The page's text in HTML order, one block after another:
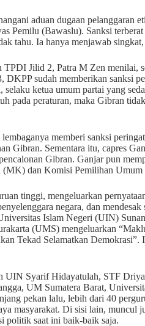
aduan dugaan pelanggaran
Pemilu (Bawaslu). Sanksi
tahu. Ia hanya menjawab
Jilid 2, Patra M Zen menilai,
sudah memberikan sanksi
ketua umum partai yang
pada peraturan, maka Gibran
memberi sanksi
Gibran. Sementara itu, capres
Gibran. Ganjar pun
dan Komisi Pemilihan
tinggi, mengeluarkan
negara, dan
Islam Negeri (UIN)
(UMS) mengeluarkan
Tekad Selamatkan
UIN Syarif Hidayatulah, STF
UM Sumatera Barat,
pekan lalu, lebih dari 40
masyarakat. Di sisi lain, muncul
politik saat ini baik-baik saja.